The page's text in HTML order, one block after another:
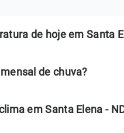
de hoje em Santa
de chuva?
em Santa Elena -